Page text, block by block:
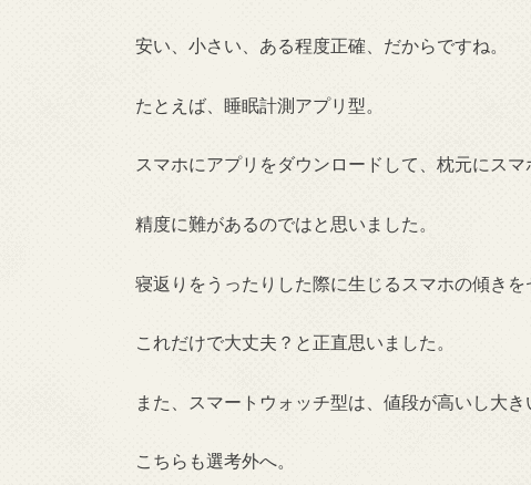
安い、小さい、ある程度正確、だからですね。
たとえば、睡眠計測アプリ型。
スマホにアプリをダウンロードして、枕元にス
精度に難があるのではと思いました。
寝返りをうったりした際に生じるスマホの傾き
これだけで大丈夫？と正直思いました。
また、スマートウォッチ型は、値段が高いし大
こちらも選考外へ。